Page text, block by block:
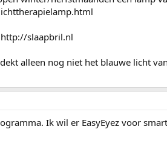
slaapbril.nl
alleen nog niet het blauwe licht
Ik wil er EasyEyez voor